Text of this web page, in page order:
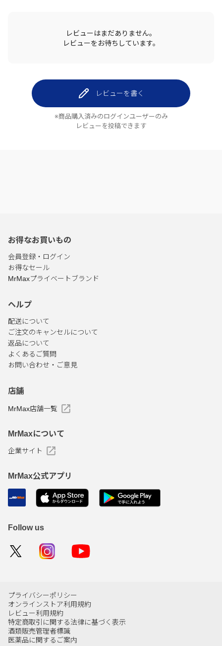
レビューはまだありません。
レビューをお待ちしています。
レビューを書く
※商品購入済みのログインユーザーのみ
レビューを投稿できます
お得なお買いもの
会員登録・ログイン
お得なセール
MrMaxプライベートブランド
ヘルプ
配送について
ご注文のキャンセルについて
返品について
よくあるご質問
お問い合わせ・ご意見
店舗
MrMax店舗一覧
MrMaxについて
企業サイト
MrMax公式アプリ
Follow us
プライバシーポリシー
オンラインストア利用規約
レビュー利用規約
特定商取引に関する法律に基づく表示
酒類販売管理者標識
医薬品に関するご案内